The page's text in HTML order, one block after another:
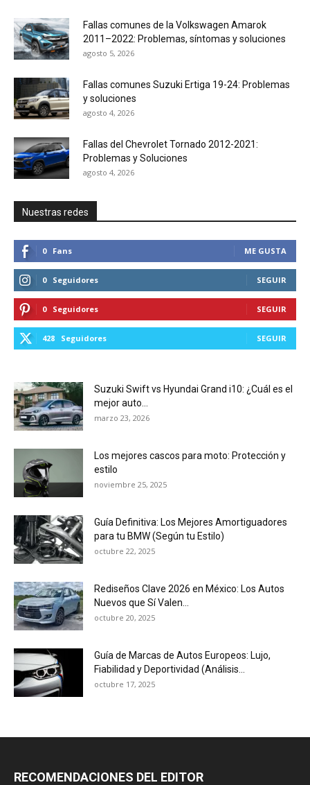
Fallas comunes de la Volkswagen Amarok
2011–2022: Problemas, síntomas y soluciones
agosto 5, 2026
Fallas comunes Suzuki Ertiga 19-24: Problemas
y soluciones
agosto 4, 2026
Fallas del Chevrolet Tornado 2012-2021:
Problemas y Soluciones
agosto 4, 2026
Nuestras redes
0 Fans ME GUSTA
0 Seguidores SEGUIR
0 Seguidores SEGUIR
428 Seguidores SEGUIR
Suzuki Swift vs Hyundai Grand i10: ¿Cuál es el
mejor auto...
marzo 23, 2026
Los mejores cascos para moto: Protección y
estilo
noviembre 25, 2025
Guía Definitiva: Los Mejores Amortiguadores
para tu BMW (Según tu Estilo)
octubre 22, 2025
Rediseños Clave 2026 en México: Los Autos
Nuevos que Sí Valen...
octubre 20, 2025
Guía de Marcas de Autos Europeos: Lujo,
Fiabilidad y Deportividad (Análisis...
octubre 17, 2025
RECOMENDACIONES DEL EDITOR